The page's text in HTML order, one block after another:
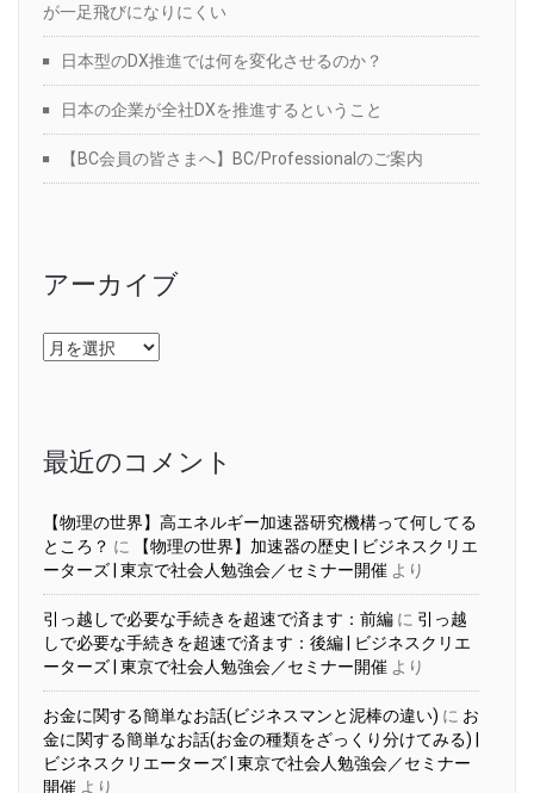
が一足飛びになりにくい
日本型のDX推進では何を変化させるのか？
日本の企業が全社DXを推進するということ
【BC会員の皆さまへ】BC/Professionalのご案内
アーカイブ
ア
ー
最近のコメント
【物理の世界】高エネルギー加速器研究機構って何してる
ところ？ に
【物理の世界】加速器の歴史 | ビジネスクリエ
ーターズ | 東京で社会人勉強会／セミナー開催 より
引っ越しで必要な手続きを超速で済ます：前編 に 引っ越
しで必要な手続きを超速で済ます：後編 | ビジネスクリエ
ーターズ | 東京で社会人勉強会／セミナー開催 より
お金に関する簡単なお話(ビジネスマンと泥棒の違い) に お
金に関する簡単なお話(お金の種類をざっくり分けてみる) |
ビジネスクリエーターズ | 東京で社会人勉強会／セミナー
開催 より